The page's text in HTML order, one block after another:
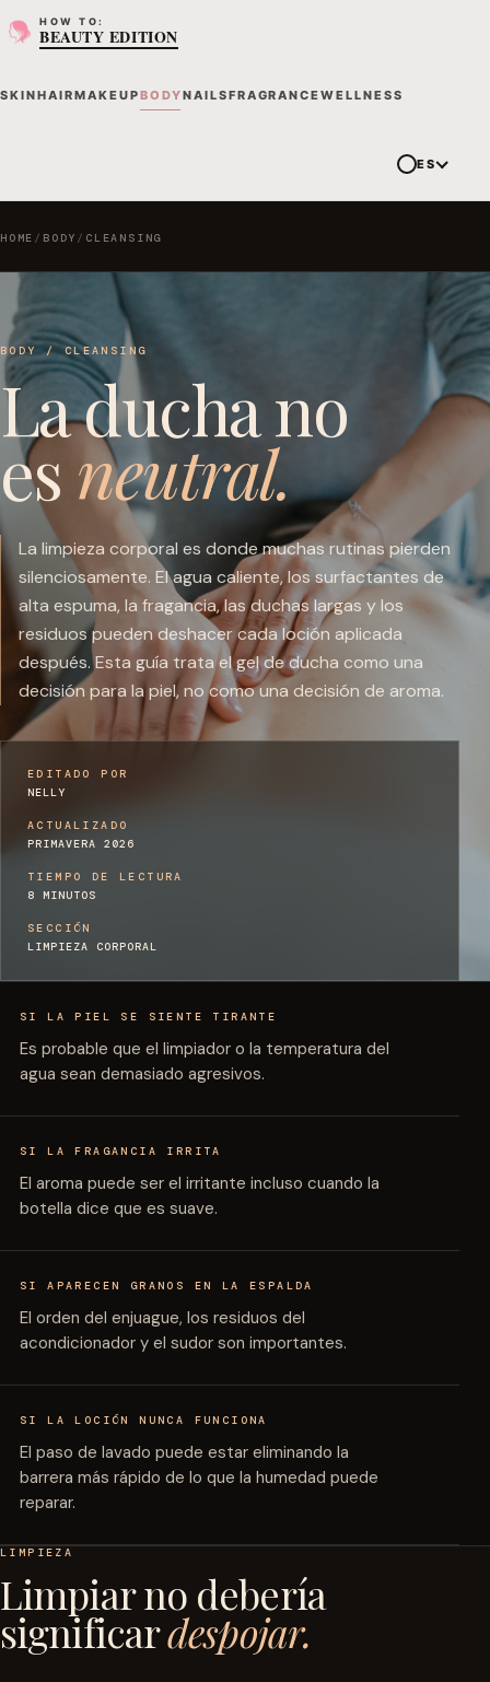
HOW TO:
BEAUTY EDITION
SKINHAIRMAKEUPBODYNAILSFRAGRANCEWELLNESS
ES
HOME / BODY / CLEANSING
BODY / CLEANSING
La ducha no
es neutral.
La limpieza corporal es donde muchas rutinas pierden
silenciosamente. El agua caliente, los surfactantes de
alta espuma, la fragancia, las duchas largas y los
residuos pueden deshacer cada loción aplicada
después. Esta guía trata el gel de ducha como una
decisión para la piel, no como una decisión de aroma.
EDITADO POR
NELLY
ACTUALIZADO
PRIMAVERA 2026
TIEMPO DE LECTURA
8 MINUTOS
SECCIÓN
LIMPIEZA CORPORAL
SI LA PIEL SE SIENTE TIRANTE
Es probable que el limpiador o la temperatura del
agua sean demasiado agresivos.
SI LA FRAGANCIA IRRITA
El aroma puede ser el irritante incluso cuando la
botella dice que es suave.
SI APARECEN GRANOS EN LA ESPALDA
El orden del enjuague, los residuos del
acondicionador y el sudor son importantes.
SI LA LOCIÓN NUNCA FUNCIONA
El paso de lavado puede estar eliminando la
barrera más rápido de lo que la humedad puede
reparar.
LIMPIEZA
Limpiar no debería
significardespojar.